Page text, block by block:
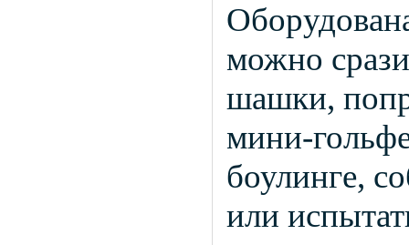
можно
шашки,
мини-
боулинге,
или